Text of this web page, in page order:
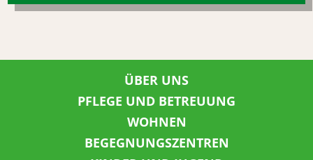
ÜBER UNS
PFLEGE UND BETREUUNG
WOHNEN
BEGEGNUNGSZENTREN